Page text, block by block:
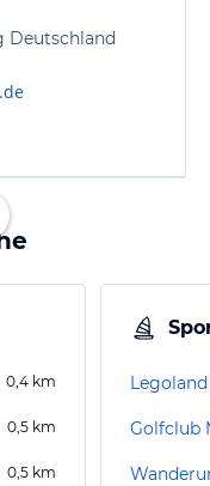
Deutschland
0,4 km
0,5 km
0,5 km